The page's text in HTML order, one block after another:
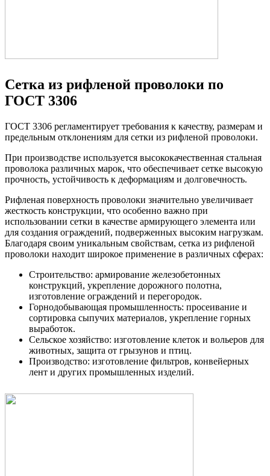
Сетка из рифленой проволоки по
ГОСТ 3306
ГОСТ 3306 регламентирует требования к качеству, размерам и
предельным отклонениям для сетки из рифленой проволоки.
При производстве используется высококачественная стальная
проволока различных марок, что обеспечивает сетке высокую
прочность, устойчивость к деформациям и долговечность.
Рифленая поверхность проволоки значительно увеличивает
жесткость конструкции, что особенно важно при
использовании сетки в качестве армирующего элемента или
для создания ограждений, подверженных высоким нагрузкам.
Благодаря своим уникальным свойствам, сетка из рифленой
проволоки находит широкое применение в различных сферах:
Строительство: армирование железобетонных
конструкций, укрепление дорожного полотна,
изготовление ограждений и перегородок.
Горнодобывающая промышленность: просеивание и
сортировка сыпучих материалов, укрепление горных
выработок.
Сельское хозяйство: изготовление клеток и вольеров для
животных, защита от грызунов и птиц.
Производство: изготовление фильтров, конвейерных
лент и других промышленных изделий.